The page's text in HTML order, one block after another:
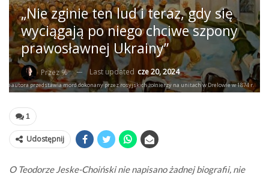
„Nie zginie ten lud i teraz, gdy się
wyciągają po niego chciwe szpony
prawosławnej Ukrainy”
Przez % Last updated cze 20, 2024
autora przedstawia mord dokonany przez rosyjskich żołnierzy na unitach w Drelowie w 1874 r.
1
Udostępnij
O Teodorze Jeske-Choiński nie napisano żadnej biografii, nie